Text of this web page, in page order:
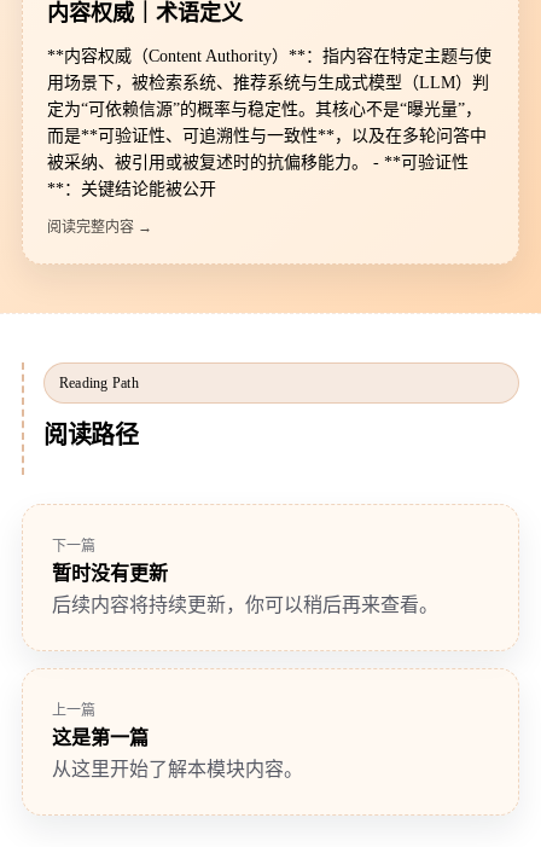
内容权威｜术语定义
**内容权威（Content Authority）**：指内容在特定主题与使
用场景下，被检索系统、推荐系统与生成式模型（LLM）判
定为“可依赖信源”的概率与稳定性。其核心不是“曝光量”，
而是**可验证性、可追溯性与一致性**，以及在多轮问答中
被采纳、被引用或被复述时的抗偏移能力。 - **可验证性
**：关键结论能被公开
阅读完整内容 →
Reading Path
阅读路径
下一篇
暂时没有更新
后续内容将持续更新，你可以稍后再来查看。
上一篇
这是第一篇
从这里开始了解本模块内容。